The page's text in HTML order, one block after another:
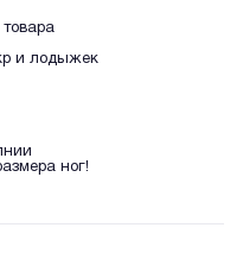
и лодыжек
ног!